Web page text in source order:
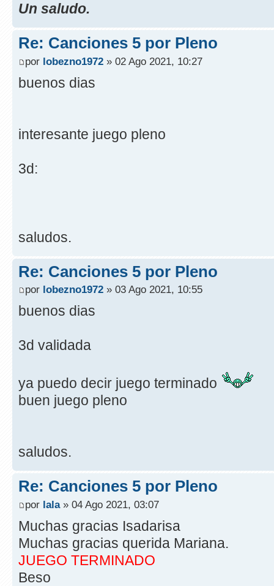
Un saludo.
Re: Canciones 5 por Pleno
por lobezno1972 » 02 Ago 2021, 10:27
buenos dias
interesante juego pleno
3d:
saludos.
Re: Canciones 5 por Pleno
por lobezno1972 » 03 Ago 2021, 10:55
buenos dias
3d validada
ya puedo decir juego terminado
buen juego pleno
saludos.
Re: Canciones 5 por Pleno
por lala» 04 Ago 2021, 03:07
Muchas gracias Isadarisa
Muchas gracias querida Mariana.
JUEGO TERMINADO
Beso